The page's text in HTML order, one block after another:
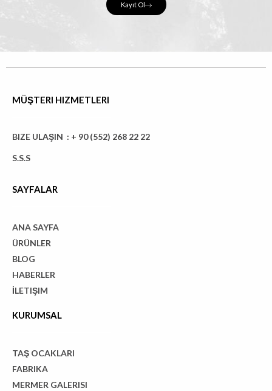
Kayıt Ol
MÜŞTERI HIZMETLERI
BIZE ULAŞIN : + 90 (552) 268 22 22
S.S.S
SAYFALAR
ANA SAYFA
ÜRÜNLER
BLOG
HABERLER
İLETIŞIM
KURUMSAL
TAŞ OCAKLARI
FABRIKA
MERMER GALERISI